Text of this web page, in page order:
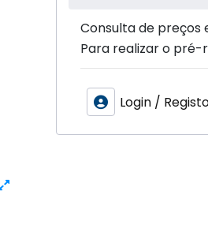
Consulta de preços
Para realizar o pré-
Login /